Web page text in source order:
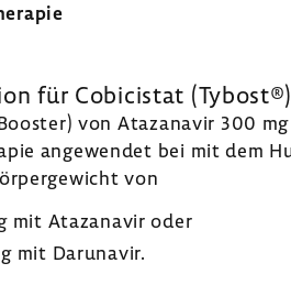
für Cobicistat (Tybost®)
von Ataza­navir 300
ange­wendet bei mit dem
von
mit Ataza­navir oder
mit Daru­n­avir.